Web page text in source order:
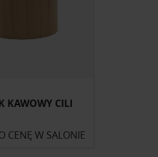
KAWOWY CILI
CENĘ W SALONIE